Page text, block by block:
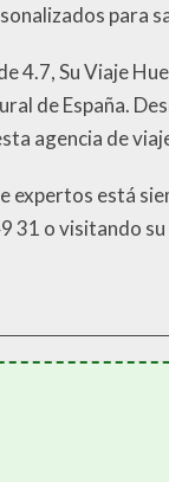
para
4.7, Su Viaje
de España.
agencia de
expertos está
31 o visitando